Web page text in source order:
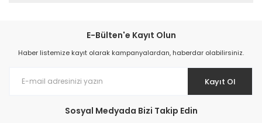
E-Bülten'e Kayıt Olun
Haber listemize kayıt olarak kampanyalardan, haberdar olabilirsiniz.
Kayıt Ol
Sosyal Medyada Bizi Takip Edin